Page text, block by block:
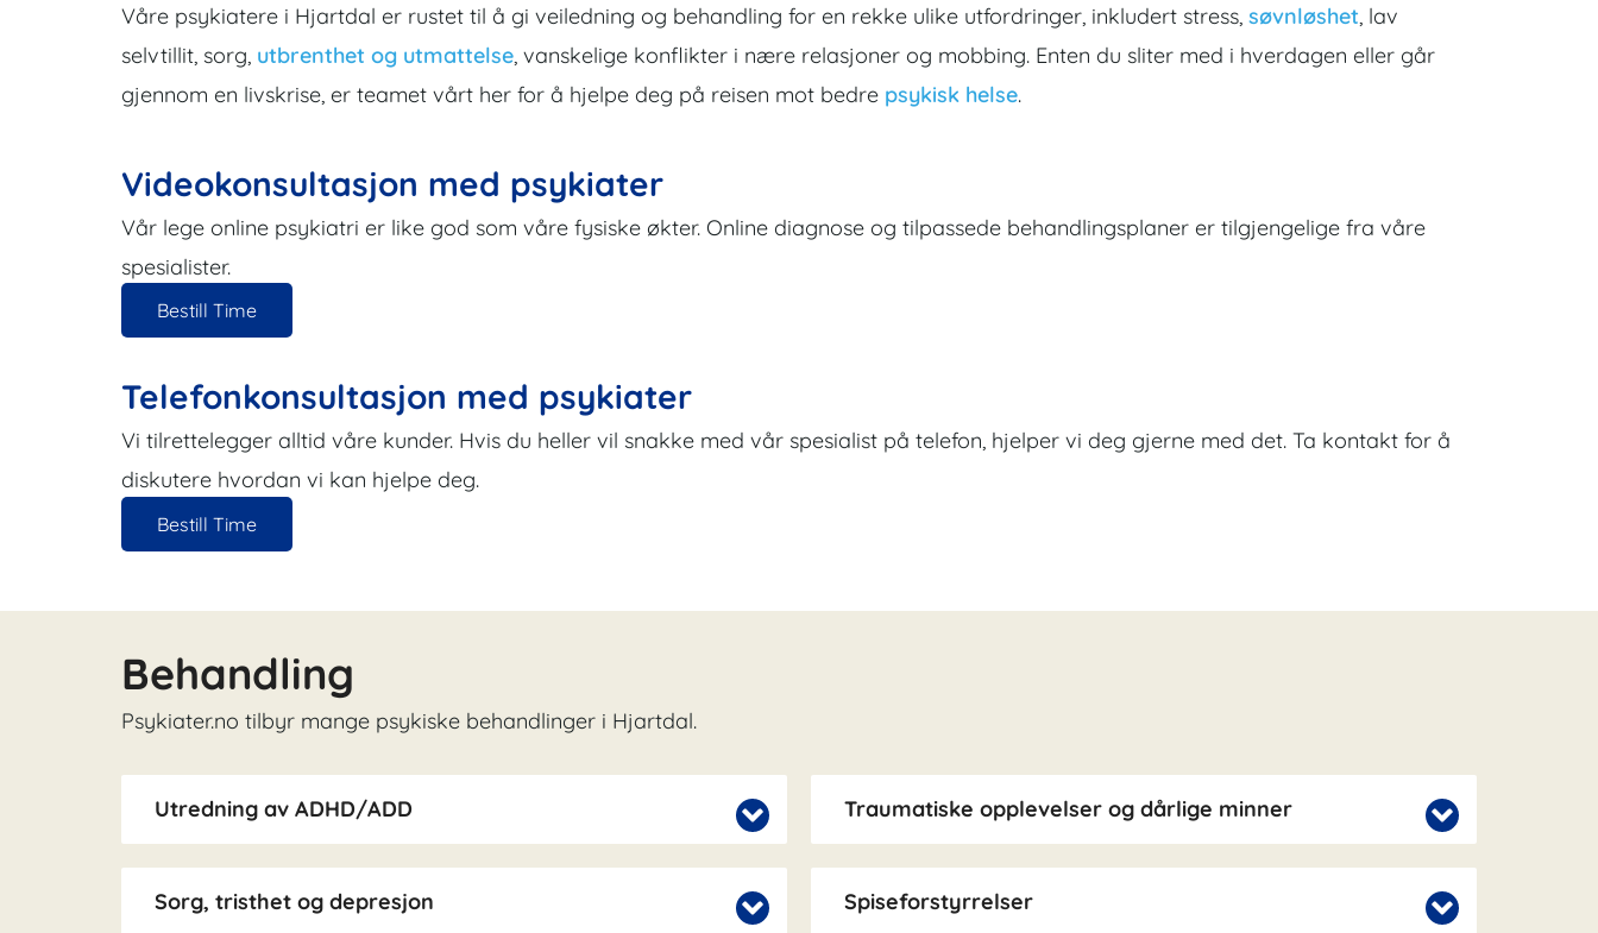
Våre psykiatere i Hjartdal er rustet til å gi veiledning og behandling for en rekke ulike utfordringer, inkludert stress, søvnløshet, lav
selvtillit, sorg, utbrenthet og utmattelse, vanskelige konflikter i nære relasjoner og mobbing. Enten du sliter med i hverdagen eller går
gjennom en livskrise, er teamet vårt her for å hjelpe deg på reisen mot bedre psykisk helse.
Videokonsultasjon med psykiater
Vår lege online psykiatri er like god som våre fysiske økter. Online diagnose og tilpassede behandlingsplaner er tilgjengelige fra våre
spesialister.
Bestill Time
Telefonkonsultasjon med psykiater
Vi tilrettelegger alltid våre kunder. Hvis du heller vil snakke med vår spesialist på telefon, hjelper vi deg gjerne med det. Ta kontakt for å
diskutere hvordan vi kan hjelpe deg.
Bestill Time
Behandling
Psykiater.no tilbyr mange psykiske behandlinger i Hjartdal.
Utredning av ADHD/ADD Traumatiske opplevelser og dårlige minner
Sorg, tristhet og depresjon Spiseforstyrrelser